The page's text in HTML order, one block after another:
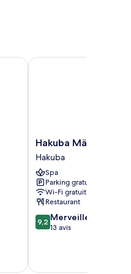
Hakuba
Märchen
House
Hakuba
Hakuba Märchen
Hakuba
Spa
Parking gratuit
Wi-Fi gratuit
Restaurant
9.2
sur
9,2 Merveilleux
13 avis
Hakuba Märchen